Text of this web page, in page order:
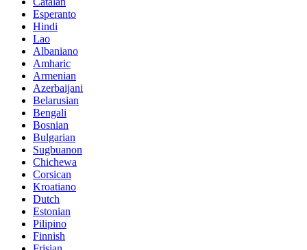
Esperanto
Hindi
Lao
Albaniano
Amharic
Armenian
Azerbaijani
Belarusian
Bengali
Bosnian
Bulgarian
Sugbuanon
Chichewa
Corsican
Kroatiano
Dutch
Estonian
Pilipino
Finnish